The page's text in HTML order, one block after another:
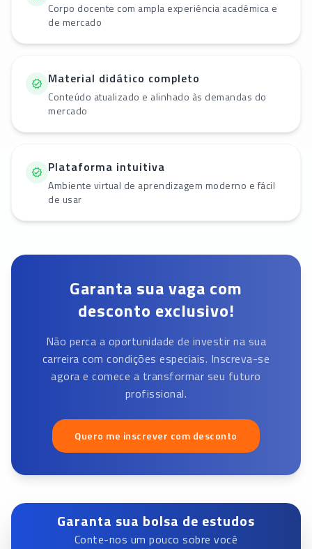
Corpo docente com ampla experiência acadêmica e
de mercado
Material didático completo
Conteúdo atualizado e alinhado às demandas do
mercado
Plataforma intuitiva
Ambiente virtual de aprendizagem moderno e fácil
de usar
Garanta sua vaga com
desconto exclusivo!
Não perca a oportunidade de investir na sua
carreira com condições especiais. Inscreva-se
agora e comece a transformar seu futuro
profissional.
Quero me inscrever com desconto
Garanta sua bolsa de estudos
Conte-nos um pouco sobre você